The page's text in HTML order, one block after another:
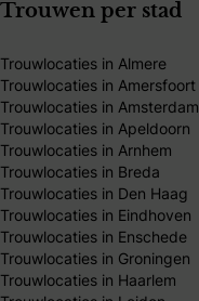
Trouwen per stad
Trouwlocaties in Almere
Trouwlocaties in Amersfoort
Trouwlocaties in Amsterdam
Trouwlocaties in Apeldoorn
Trouwlocaties in Arnhem
Trouwlocaties in Breda
Trouwlocaties in Den Haag
Trouwlocaties in Eindhoven
Trouwlocaties in Enschede
Trouwlocaties in Groningen
Trouwlocaties in Haarlem